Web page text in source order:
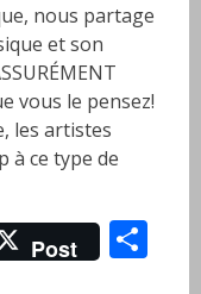
nous partage
et son
vous le pensez!
les artistes
à ce type de
Post